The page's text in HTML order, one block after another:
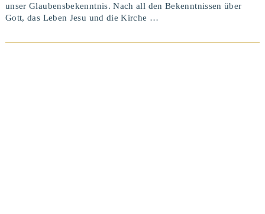
unser Glaubensbekenntnis. Nach all den Bekenntnissen über
Gott, das Leben Jesu und die Kirche …